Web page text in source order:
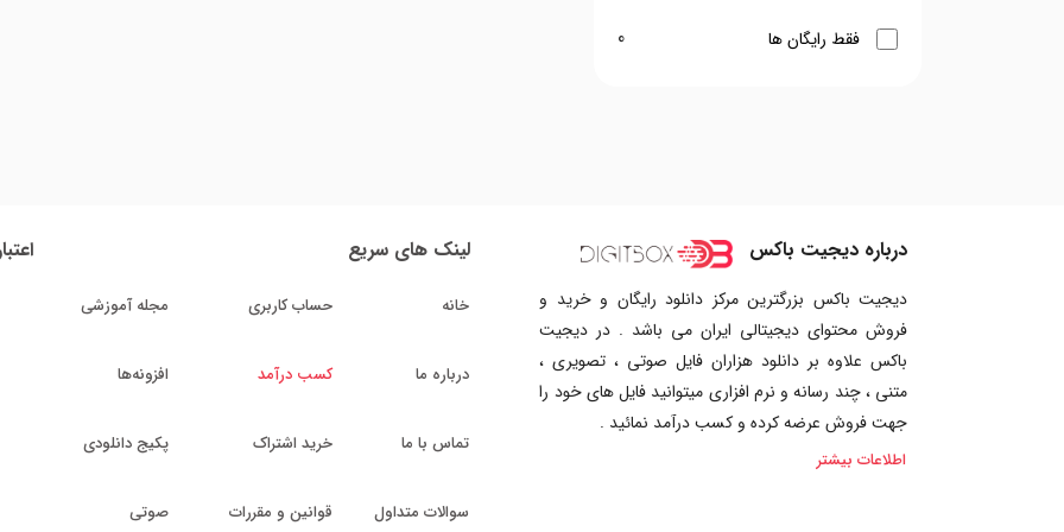
فقط رایگان ها 0
درباره دیجیت باکس
دیجیت باکس بزرگترین مرکز دانلود رایگان و خرید و
فروش محتوای دیجیتالی ایران می باشد . در دیجیت
باکس علاوه بر دانلود هزاران فایل صوتی ، تصویری ،
متنی ، چند رسانه و نرم افزاری میتوانید فایل های خود را
جهت فروش عرضه کرده و کسب درآمد نمائید .
اطلاعات بیشتر
لینک های سریع
خانه
درباره ما
تماس با ما
سوالات متداول
حساب کاربری
کسب درآمد
خرید اشتراک
قوانین و مقررات
مجله آموزشی
افزونه‌ها
پکیج دانلودی
صوتی